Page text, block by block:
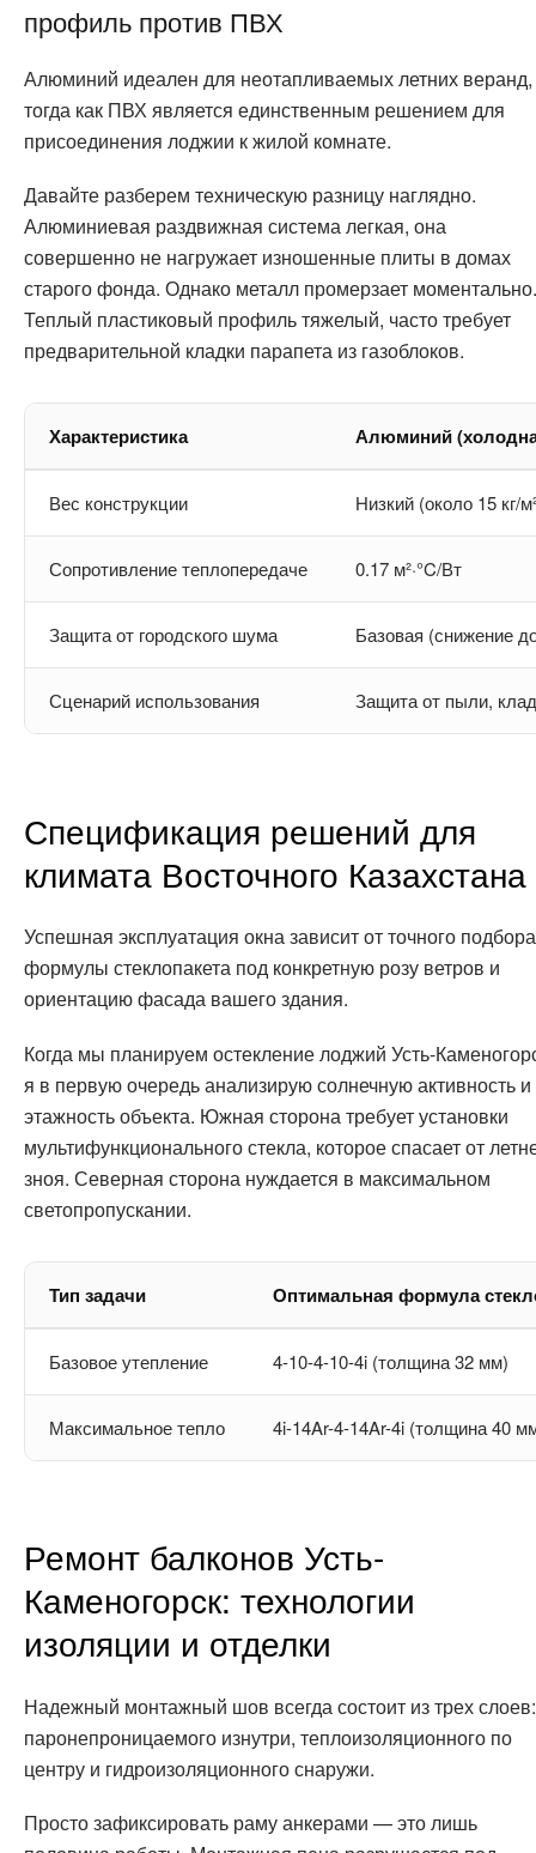
профиль против ПВХ
Алюминий идеален для неотапливаемых летних веранд,
тогда как ПВХ является единственным решением для
присоединения лоджии к жилой комнате.
Давайте разберем техническую разницу наглядно.
Алюминиевая раздвижная система легкая, она
совершенно не нагружает изношенные плиты в домах
старого фонда. Однако металл промерзает моментально.
Теплый пластиковый профиль тяжелый, часто требует
предварительной кладки парапета из газоблоков.
Характеристика Алюминий
Вес конструкции Низкий (около 15 кг/
Сопротивление теплопередаче 0.17 м²·°C/Вт
Защита от городского шума Базовая (снижение
Сценарий использования Защита от пыли,
Спецификация решений для
климата Восточного Казахстана
Успешная эксплуатация окна зависит от точного подбора
формулы стеклопакета под конкретную розу ветров и
ориентацию фасада вашего здания.
Когда мы планируем остекление лоджий Усть-
я в первую очередь анализирую солнечную активность и
этажность объекта. Южная сторона требует установки
мультифункционального стекла, которое спасает от
зноя. Северная сторона нуждается в максимальном
светопропускании.
Тип задачи Оптимальная формула
Базовое утепление 4-10-4-10-4i (толщина 32 мм)
Максимальное тепло 4i-14Ar-4-14Ar-4i (толщина 40
Ремонт балконов Усть-
Каменогорск: технологии
изоляции и отделки
Надежный монтажный шов всегда состоит из трех слоев:
паронепроницаемого изнутри, теплоизоляционного по
центру и гидроизоляционного снаружи.
Просто зафиксировать раму анкерами — это лишь